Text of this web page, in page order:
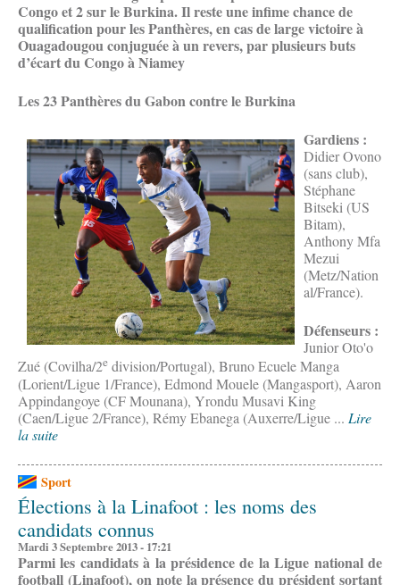
Congo et 2 sur le Burkina. Il reste une infime chance de
qualification pour les Panthères, en cas de large victoire à
Ouagadougou conjuguée à un revers, par plusieurs buts
d’écart du Congo à Niamey
Les 23 Panthères du Gabon contre le Burkina
Gardiens :
Didier Ovono
(sans club),
Stéphane
Bitseki (US
Bitam),
Anthony Mfa
Mezui
(Metz/Nation
al/France).
Défenseurs :
Junior Oto'o
Zué (Covilha/2e division/Portugal), Bruno Ecuele Manga
(Lorient/Ligue 1/France), Edmond Mouele (Mangasport), Aaron
Appindangoye (CF Mounana), Yrondu Musavi King
(Caen/Ligue 2/France), Rémy Ebanega (Auxerre/Ligue ... Lire
la suite
Sport
Élections à la Linafoot : les noms des
candidats connus
Mardi 3 Septembre 2013 - 17:21
Parmi les candidats à la présidence de la Ligue national de
football (Linafoot), on note la présence du président sortant